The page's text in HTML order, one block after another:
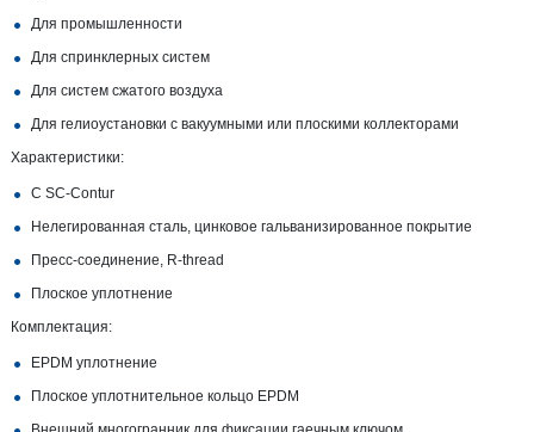
Для промышленности
Для спринклерных систем
Для систем сжатого воздуха
Для гелиоустановки с вакуумными или плоскими коллекторами
Характеристики:
С SC‑Contur
Нелегированная сталь, цинковое гальванизированное покрытие
Пресс-соединение, R-​thread
Плоское уплотнение
Комплектация:
EPDM уплотнение
Плоское уплотнительное кольцо EPDM